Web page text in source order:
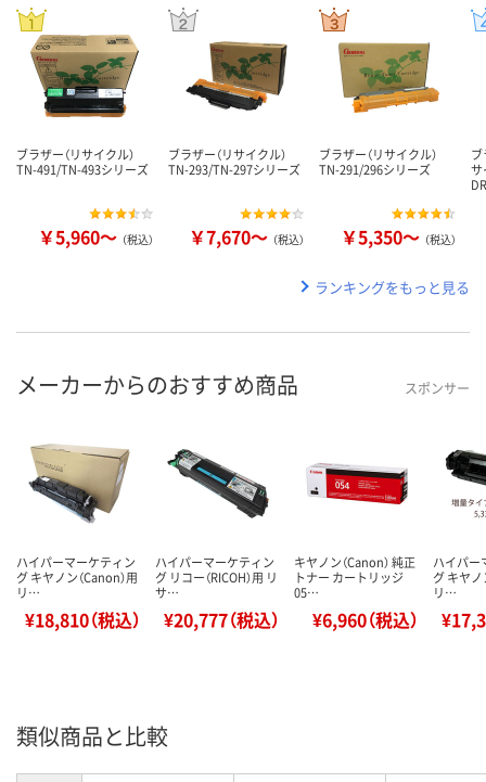
ブラザー（リサイクル）
TN-491/TN-493シリーズ
￥5,960～ （税込）
ブラザー（リサイクル）
TN-293/TN-297シリーズ
￥7,670～ （税込）
ブラザー（リサイクル）
TN-291/296シリーズ
￥5,350～ （税込）
ブ
サ
ランキングをもっと見る
メーカーからのおすすめ商品 スポンサー
ハイパーマーケティン
グ キヤノン（Canon）用
リ…
¥18,810（税込）
ハイパーマーケティン
グ リコー（RICOH）用 リ
サ…
¥20,777（税込）
キヤノン（Canon） 純正
トナー カートリッジ
05…
¥6,960（税込）
ハイパー
グ キヤノ
リ…
類似商品と比較